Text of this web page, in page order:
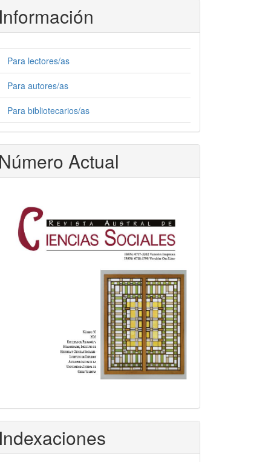
Para lectores/as
Para autores/as
Para bibliotecarios/as
Actual